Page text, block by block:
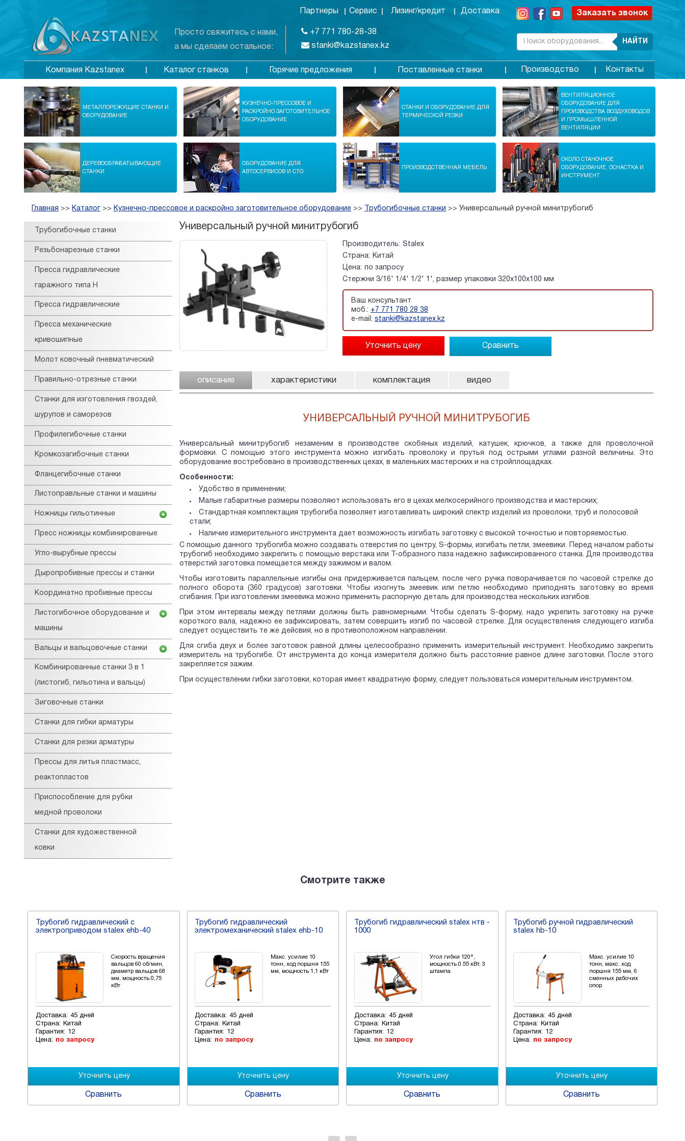
Просто свяжитесь с нами,
а мы сделаем остальное:
Партнеры Сервис Лизинг/кредит Доставка
+7 771 780-28-38
stanki@kazstanex.kz
Заказать звонок
НАЙТИ
Компания Kazstanex Каталог станков Горячие предложения Поставленные станки Производство Контакты
МЕТАЛЛОРЕЖУЩИЕ СТАНКИ И
ОБОРУДОВАНИЕ
КУЗНЕЧНО-ПРЕССОВОЕ И
РАСКРОЙНО ЗАГОТОВИТЕЛЬНОЕ
ОБОРУДОВАНИЕ
СТАНКИ И ОБОРУДОВАНИЕ ДЛЯ
ТЕРМИЧЕСКОЙ РЕЗКИ
ВЕНТИЛЯЦИОННОЕ
ОБОРУДОВАНИЕ ДЛЯ
ПРОИЗВОДСТВА ВОЗДУХОВОДОВ
И ПРОМЫШЛЕННОЙ
ВЕНТИЛЯЦИИ
ДЕРЕВООБРАБАТЫВАЮЩИЕ
СТАНКИ
ОБОРУДОВАНИЕ ДЛЯ
АВТОСЕРВИСОВ И СТО
ПРОИЗВОДСТВЕННАЯ МЕБЕЛЬ
ОКОЛО СТАНОЧНОЕ
ОБОРУДОВАНИЕ, ОСНАСТКА И
ИНСТРУМЕНТ
Главная >> Каталог >> Кузнечно-прессовое и раскройно заготовительное оборудование >> Трубогибочные станки >> Универсальный ручной минитрубогиб
Трубогибочные станки
Резьбонарезные станки
Пресса гидравлические
гаражного типа Н
Пресса гидравлические
Пресса механические
кривошипные
Молот ковочный пневматический
Правильно-отрезные станки
Станки для изготовления гвоздей,
шурупов и саморезов
Профилегибочные станки
Кромкозагибочные станки
Фланцегибочные станки
Листоправльные станки и машины
Ножницы гильотинные
Пресс ножницы комбинированные
Угло-вырубные прессы
Дыропробивные прессы и станки
Координатно пробивные прессы
Листогибочное оборудование и
машины
Вальцы и вальцовочные станки
Комбинированные станки 3 в 1
(листогиб, гильотина и вальцы)
Зиговочные станки
Станки для гибки арматуры
Станки для резки арматуры
Прессы для литья пластмасс,
реактопластов
Приспособление для рубки
медной проволоки
Станки для художественной
ковки
Универсальный ручной минитрубогиб
Производитель: Stalex
Страна:
Китай
Цена: по запросу
Cтержни 3/16' 1/4' 1/2' 1', размер упаковки 320х100х100 мм
Ваш консультант
моб.: +7 771 780 28 38
e-mail: stanki@kazstanex.kz
Сравнить
описание характеристики комплектация видео
УНИВЕРСАЛЬНЫЙ РУЧНОЙ МИНИТРУБОГИБ
Универсальный минитрубогиб незаменим в производстве скобяных изделий, катушек, крючков, а также для проволочной
формовки. С помощью этого инструмента можно изгибать проволоку и прутья под острыми углами разной величины. Это
оборудование востребовано в производственных цехах, в маленьких мастерских и на стройплощадках.
Особенности:
Удобство в применении;
Малые габаритные размеры позволяют использовать его в цехах мелкосерийного производства и мастерских;
Стандартная комплектация трубогиба позволяет изготавливать широкий спектр изделий из проволоки, труб и полосовой
стали;
Наличие измерительного инструмента дает возможность изгибать заготовку с высокой точностью и повторяемостью.
С помощью данного трубогиба можно создавать отверстия по центру, S-формы, изгибать петли, змеевики. Перед началом работы
трубогиб необходимо закрепить с помощью верстака или Т-образного паза надежно зафиксированного станка. Для производства
отверстий заготовка помещается между зажимом и валом.
Чтобы изготовить параллельные изгибы она придерживается пальцем, после чего ручка поворачивается по часовой стрелке до
полного оборота (360 градусов) заготовки. Чтобы изогнуть змеевик или петлю необходимо приподнять заготовку во время
сгибания. При изготовлении змеевика можно применить распорную деталь для производства нескольких изгибов.
При этом интервалы между петлями должны быть равномерными. Чтобы сделать S-форму, надо укрепить заготовку на ручке
короткого вала, надежно ее зафиксировать, затем совершить изгиб по часовой стрелке. Для осуществления следующего изгиба
следует осуществить те же дейсвия, но в противоположном направлении.
Для сгиба двух и более заготовок равной длины целесообразно применить измерительный инструмент. Необходимо закрепить
измеритель на трубогибе. От инструмента до конца измерителя должно быть расстояние равное длине заготовки. После этого
закрепляется зажим.
При осуществлении гибки заготовки, которая имеет квадратную форму, следует пользоваться измерительным инструментом.
Смотрите также
гидравлический с
stalex ehb-40
Скорость вращения
вальцов 60 об/мин,
диаметр вальцов 68
мм, мощность 0,75
45 дней
по запросу
Трубогиб гидравлический
электромеханический stalex ehb-10
Макс. усилие 10
тонн, ход поршня 155
мм, мощность 1,1 кВт
45 дней
по запросу
Трубогиб гидравлический stalex нтв -
1000
Угол гибки 120°,
мощность 0.55 кВт, 3
штампа
45 дней
по запросу
Трубогиб ручной гидравлический
Макс. усилие 10
тонн, макс. ход
поршня 155 мм, 6
сменных рабочих
опор
45 дней
по запросу
Трубогиб